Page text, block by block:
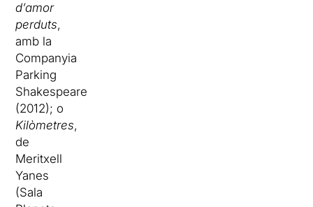
d’amor
perduts,
amb la
Companyia
Parking
Shakespeare
(2012); o
Kilòmetres,
de
Meritxell
Yanes
(Sala